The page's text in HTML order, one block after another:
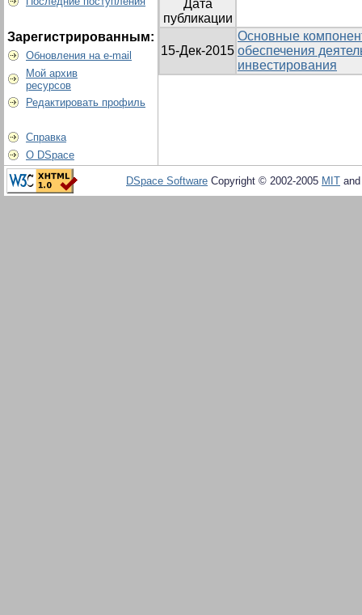
Зарегистрированным:
Обновления на e-mail
Мой архив
ресурсов
Редактировать профиль
Справка
О DSpace
Дата
публикации
15-Дек-2015
Основные
обеспечения
инвестирования
DSpace Software Copyright © 2002-2005 MIT